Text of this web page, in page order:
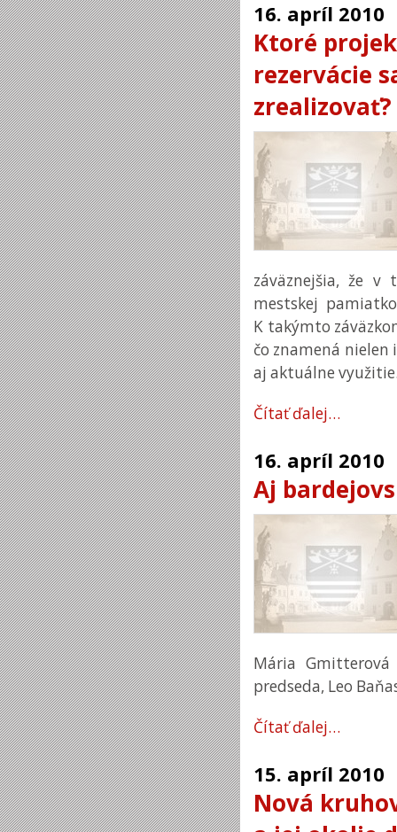
16. apríl 2010
Ktoré
rezervácie
zrealizovať?
záväznejšia, že v
mestskej
K takýmto
čo znamená nielen
aj aktuálne
Čítať ďalej…
16. apríl 2010
Aj
Mária
predseda, Leo
Čítať ďalej…
15. apríl 2010
Nová